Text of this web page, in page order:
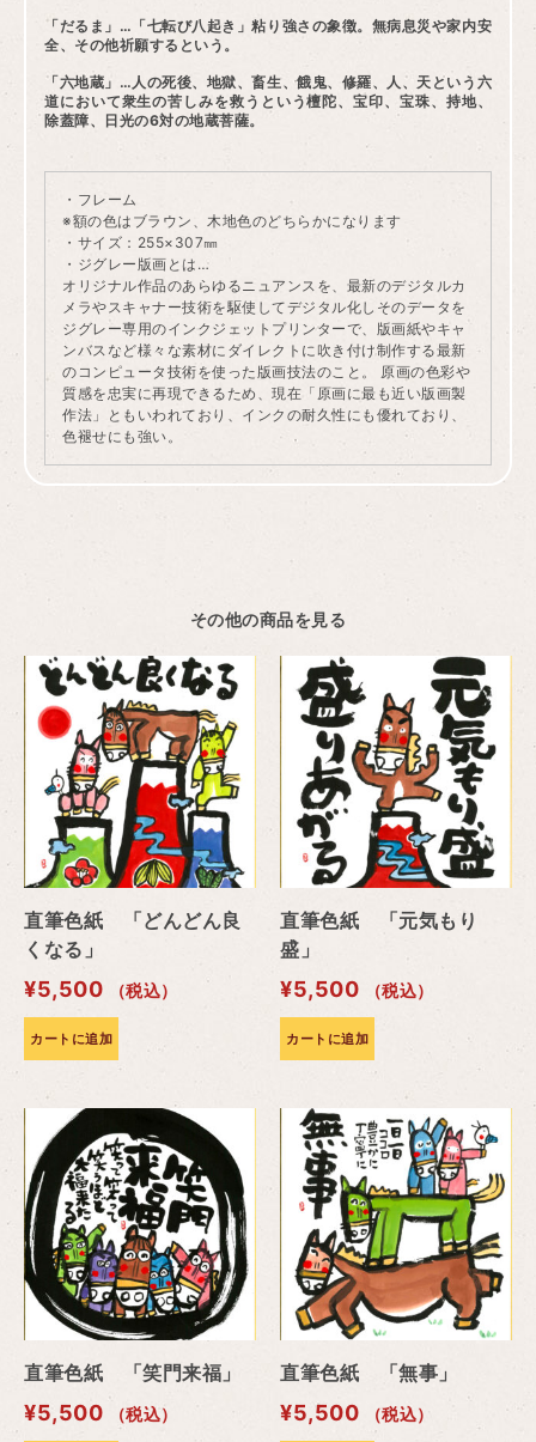
「だるま」…「七転び八起き」粘り強さの象徴。無病息災や家内安
全、その他祈願するという。
「六地蔵」…人の死後、地獄、畜生、餓鬼、修羅、人、天という六
道において衆生の苦しみを救うという檀陀、宝印、宝珠、持地、
除蓋障、日光の6対の地蔵菩薩。
・フレーム
※額の色はブラウン、木地色のどちらかになります
・サイズ：255×307㎜
・ジグレー版画とは…
オリジナル作品のあらゆるニュアンスを、最新のデジタルカ
メラやスキャナー技術を駆使してデジタル化しそのデータを
ジグレー専用のインクジェットプリンターで、版画紙やキャ
ンバスなど様々な素材にダイレクトに吹き付け制作する最新
のコンピュータ技術を使った版画技法のこと。 原画の色彩や
質感を忠実に再現できるため、現在「原画に最も近い版画製
作法」ともいわれており、インクの耐久性にも優れており、
色褪せにも強い。
その他の商品を見る
直筆色紙 「どんどん良
くなる」
¥5,500 （税込）
カートに追加
直筆色紙 「元気もり
盛」
¥5,500 （税込）
カートに追加
直筆色紙 「笑門来福」
¥5,500 （税込）
直筆色紙 「無事」
¥5,500 （税込）